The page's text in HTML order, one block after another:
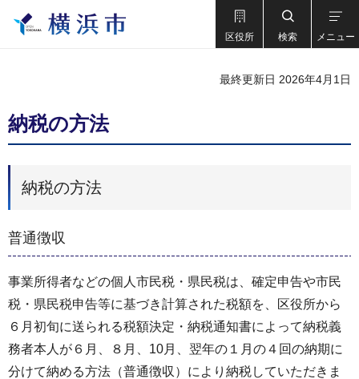
区役所 検索 メニュー
最終更新日 2026年4月1日
納税の方法
納税の方法
普通徴収
事業所得者などの個人市民税・県民税は、確定申告や市民
税・県民税申告等に基づき計算された税額を、区役所から
６月初旬に送られる税額決定・納税通知書によって納税義
務者本人が６月、８月、10月、翌年の１月の４回の納期に
分けて納める方法（普通徴収）により納税していただきま